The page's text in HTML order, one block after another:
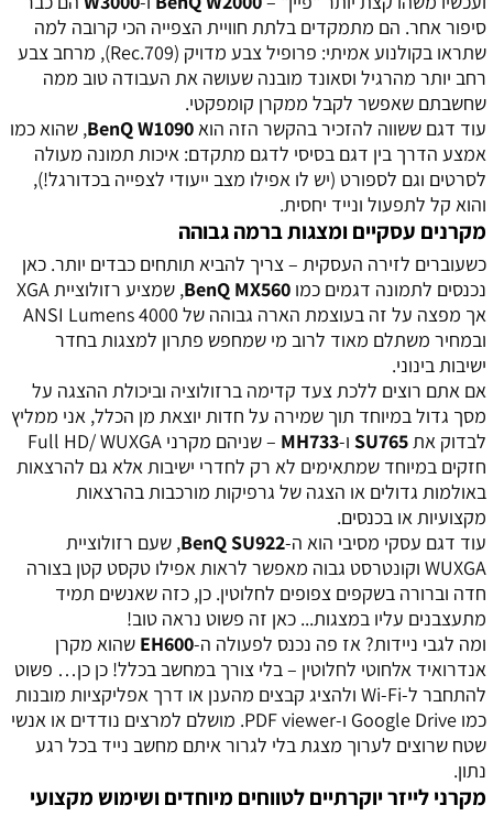
סיפור אחר. הם מתמקדים בלתת חוויית הצפייה הכי קרובה למה
שתראו בקולנוע אמיתי: פרופיל צבע מדויק (Rec.709), מרחב צבע
רחב יותר מהרגיל וסאונד מובנה שעושה את העבודה טוב ממה
שחשבתם שאפשר לקבל ממקרן קומפקטי.
עוד דגם ששווה להזכיר בהקשר הזה הואBenQ W1090, שהוא כמו
אמצע הדרך בין דגם בסיסי לדגם מתקדם: איכות תמונה מעולה
לסרטים וגם לספורט (יש לו אפילו מצב ייעודי לצפייה בכדורגל!),
והוא קל לתפעול ונייד יחסית.
מקרנים עסקיים ומצגות ברמה גבוהה
כשעוברים לזירה העסקית – צריך להביא תותחים כבדים יותר. כאן
נכנסים לתמונה דגמים כמו BenQ MX560
, שמציע רזולוציית XGA
אך מפצה על זה בעוצמת הארה גבוהה של 4000 ANSI Lumens
ובמחיר משתלם מאוד לרוב מי שמחפש פתרון למצגות בחדר
ישיבות בינוני.
אם אתם רוצים ללכת צעד קדימה ברזולוציה וביכולת ההצגה על
מסך גדול במיוחד תוך שמירה על חדות יוצאת מן הכלל, אני ממליץ
לבדוק אתSU765 ו-MH733
– שניהם מקרני Full HD/ WUXGA
חזקים במיוחד שמתאימים לא רק לחדרי ישיבות אלא גם להרצאות
באולמות גדולים או הצגה של גרפיקות מורכבות בהרצאות
מקצועיות או בכנסים.
עוד דגם עסקי מסיבי הוא ה-BenQ SU922, שעם רזולוציית
WUXGA וקונטרסט גבוה מאפשר לראות אפילו טקסט קטן בצורה
חדה וברורה בשקפים צפופים לחלוטין. כן, כזה שאנשים תמיד
מתעצבנים עליו במצגות... כאן זה פשוט נראה טוב!
ומה לגבי ניידות? אז פה נכנס לפעולה ה-EH600 שהוא מקרן
אנדרואיד אלחוטי לחלוטין – בלי צורך במחשב בכלל! כן כן… פשוט
להתחבר ל-Wi-Fi ולהציג קבצים מהענן או דרך אפליקציות מובנות
כמו Google Drive ו-PDF viewer. מושלם למרצים נודדים או אנשי
שטח שרוצים לערוך מצגת בלי לגרור איתם מחשב נייד בכל רגע
נתון.
מקרני לייזר יוקרתיים לטווחים מיוחדים ושימוש מקצועי